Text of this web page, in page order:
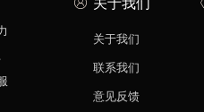
关于我们
联系我们
意见反馈